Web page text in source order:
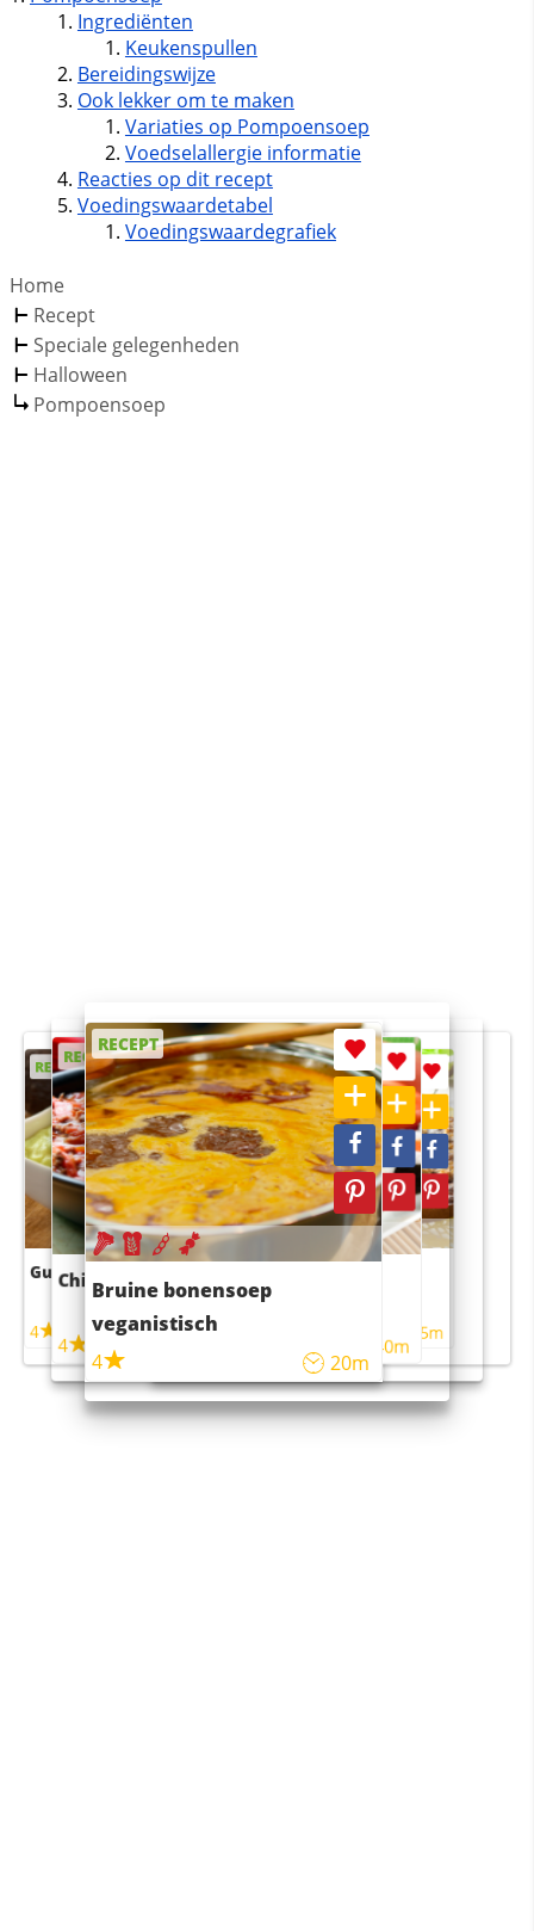
Ingrediënten
Keukenspullen
Bereidingswijze
Ook lekker om te maken
Variaties op Pompoensoep
Voedselallergie informatie
Reacties op dit recept
Voedingswaardetabel
Voedingswaardegrafiek
Home
Recept
Speciale gelegenheden
Halloween
Pompoensoep
RECEPT
Guacamole
4
RECEPT
Chili con carne
4 45m
RECEPT
Bruine bonensoep
veganistisch
4
20m
RECEPT
Sushi rijstsalade
maaltijdsalade
40m
RECEPT
4 55m